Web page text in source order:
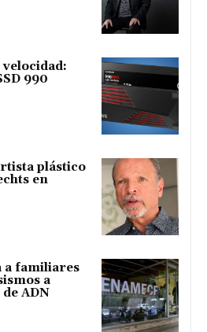
990
plástico
en
a familiares
a
ADN